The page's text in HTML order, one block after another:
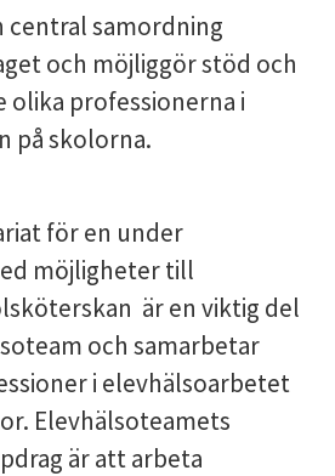
central samordning
och möjliggör stöd och
olika professionerna i
på skolorna.
för en under
möjligheter till
är en viktig del
och samarbetar
i elevhälsoarbetet
Elevhälsoteamets
är att arbeta